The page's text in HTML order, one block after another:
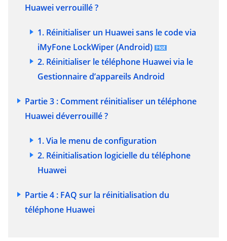
Huawei verrouillé ?
1. Réinitialiser un Huawei sans le code via
iMyFone LockWiper (Android)
2. Réinitialiser le téléphone Huawei via le
Gestionnaire d’appareils Android
Partie 3 : Comment réinitialiser un téléphone
Huawei déverrouillé ?
1. Via le menu de configuration
2. Réinitialisation logicielle du téléphone
Huawei
Partie 4 : FAQ sur la réinitialisation du
téléphone Huawei